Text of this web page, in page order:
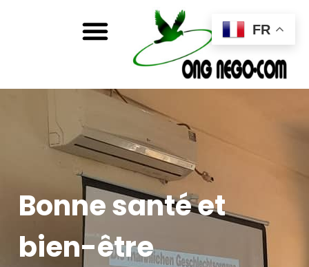
Bonne santé et
bien-être
FR